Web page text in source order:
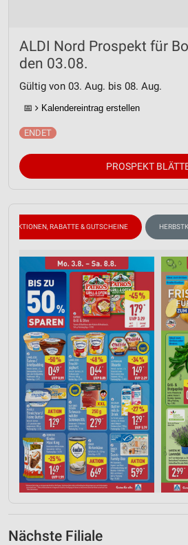
ALDI Nord Prospekt für
den 03.08.
Gültig von 03. Aug. bis 08. Aug.
📅 Kalendereintrag erstellen
PROSPEKT
AKTIONEN, RABATTE & GUTSCHEINE
Nächste Filiale